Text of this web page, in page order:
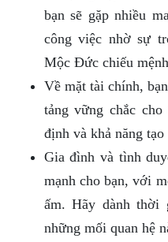
bạn sẽ gặp nhiều
công việc nhờ sự
Mộc Đức chiếu
Về mặt tài chính,
tảng vững chắc
định và khả năng tạo
Gia đình và tình
mạnh cho bạn, với
ấm. Hãy dành thời
những mối quan hệ